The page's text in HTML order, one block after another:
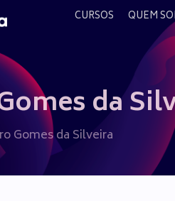
CURSOS QUEM
da
Gomes da Silveira